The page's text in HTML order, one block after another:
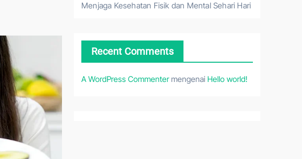
Menjaga Kesehatan Fisik dan Mental Sehari Hari
Recent Comments
A WordPress Commentermengenai Hello world!